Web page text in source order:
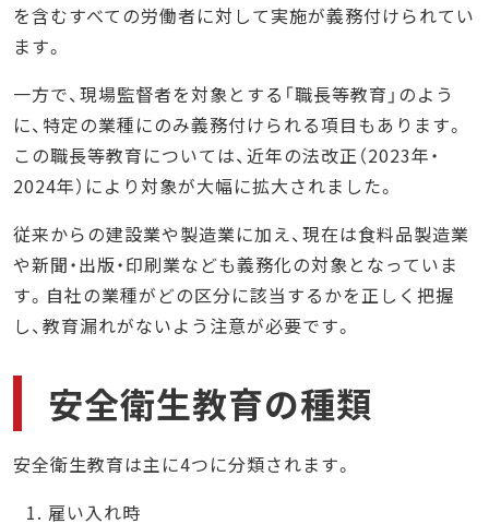
を含むすべての労働者に対して実施が義務付けられてい
ます。
一方で、現場監督者を対象とする「職長等教育」のよう
に、特定の業種にのみ義務付けられる項目もあります。
この職長等教育については、近年の法改正（2023年・
2024年）により対象が大幅に拡大されました。
従来からの建設業や製造業に加え、現在は食料品製造業
や新聞・出版・印刷業なども義務化の対象となっていま
す。自社の業種がどの区分に該当するかを正しく把握
し、教育漏れがないよう注意が必要です。
安全衛生教育の種類
安全衛生教育は主に4つに分類されます。
雇い入れ時